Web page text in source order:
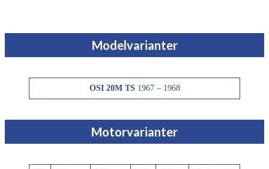
Modelvarianter
OSI 20M TS1967 – 1968
Motorvarianter